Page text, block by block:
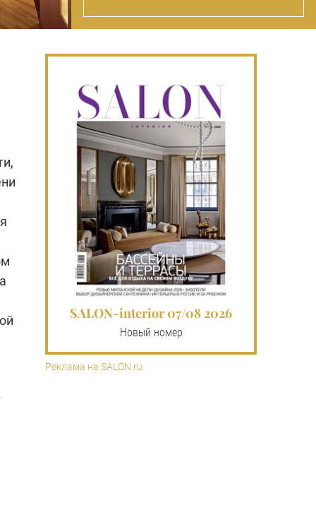
SALON-interior 07/08 2026
Новый номер
Реклама на SALON.ru